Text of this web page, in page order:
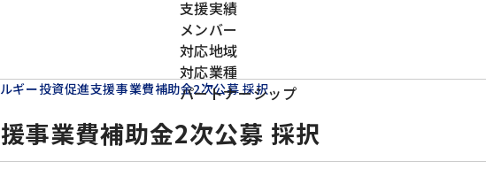
支援実績
メンバー
対応地域
対応業種
パートナーシップ
ギー投資促進支援事業費補助金2次公募 採択
事業費補助金2次公募 採択